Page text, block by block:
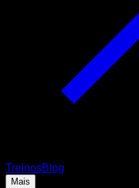
TreinosBlog
Mais